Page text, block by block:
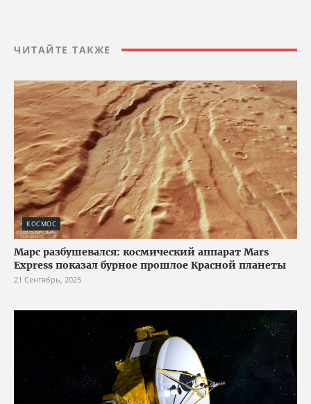
ЧИТАЙТЕ ТАКЖЕ
КОСМОС
Марс разбушевался: космический аппарат Mars
Express показал бурное прошлое Красной планеты
21 Сентябрь, 2025